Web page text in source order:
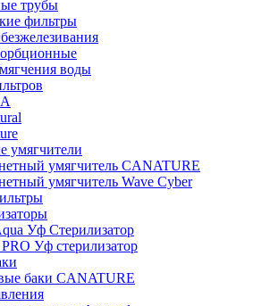
трубы
фильтры
воды
умягчители
умягчитель CANATURE
умягчитель Wave Cyber
Уф Стерилизатор
Уф стерилизатор
баки CANATURE